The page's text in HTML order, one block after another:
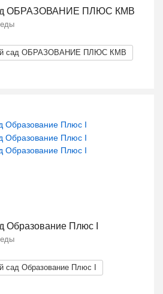
Ещё 2 фото
ОБРАЗОВАНИЕ ПЛЮС КМВ
сад ОБРАЗОВАНИЕ ПЛЮС КМВ
Ещё 2 фото
Образование Плюс I
сад Образование Плюс I